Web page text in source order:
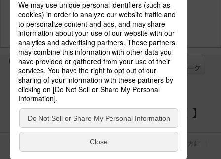
消費電力:-
消費効率:-
光色(色温度):-
演色性:-
全て
チェック
チェック
した器具を
パナソニックの電気設備 SNSアカウント
クッキーポリシー
個人情報保護方針